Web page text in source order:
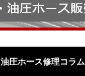
油圧ホース修理コラム